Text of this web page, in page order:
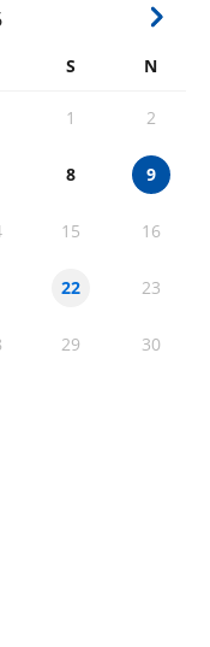
S N
1 2
8 9
15 16
22 23
29 30